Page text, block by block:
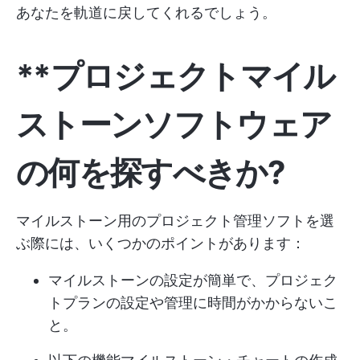
あなたを軌道に戻してくれるでしょう。
**プロジェクトマイル
ストーンソフトウェア
の何を探すべきか?
マイルストーン用のプロジェクト管理ソフトを選
ぶ際には、いくつかのポイントがあります：
マイルストーンの設定が簡単で、プロジェク
トプランの設定や管理に時間がかからないこ
と。